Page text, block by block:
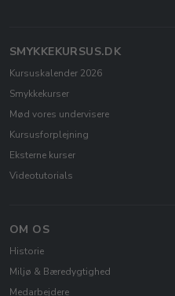
SMYKKEKURSUS.DK
Kursuskalender 2026
Smykkekurser
Mød vores undervisere
Kursusforplejning
Eksterne kurser
Videotutorials
OM OS
Historie
Miljø & Bæredygtighed
Medarbejdere